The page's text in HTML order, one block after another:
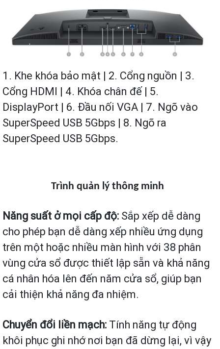
1. Khe khóa bảo mật | 2. Cổng nguồn | 3.
Cổng HDMI | 4. Khóa chân đế | 5.
DisplayPort | 6. Đầu nối VGA | 7. Ngõ vào
SuperSpeed ​​USB 5Gbps | 8. Ngõ ra
SuperSpeed ​​USB 5Gbps.
Trình quản lý thông minh
Năng suất ở mọi cấp độ: Sắp xếp dễ dàng
cho phép bạn dễ dàng xếp nhiều ứng dụng
trên một hoặc nhiều màn hình với 38 phân
vùng cửa sổ được thiết lập sẵn và khả năng
cá nhân hóa lên đến năm cửa sổ, giúp bạn
cải thiện khả năng đa nhiệm.
Chuyển đổi liền mạch: Tính năng tự động
khôi phục ghi nhớ nơi bạn đã dừng lại, vì vậy